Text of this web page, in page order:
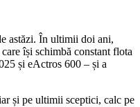
astăzi. În ultimii doi ani,
își schimbă constant flota
și eActros 600 – și a
și pe ultimii sceptici, calc pe